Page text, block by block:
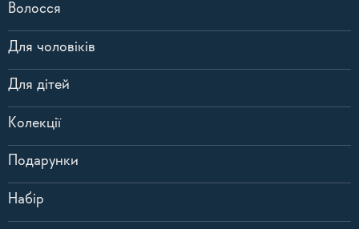
Волосся
Для чоловіків
Для дітей
Колекції
Подарунки
Набір